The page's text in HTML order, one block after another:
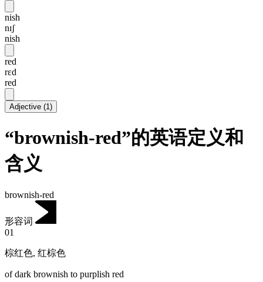
nish
nɪʃ
nish
red
rɛd
red
Adjective (1)
“brownish-red”的英语定义和
含义
brownish-red
形容词
01
棕红色, 红棕色
of dark brownish to purplish red